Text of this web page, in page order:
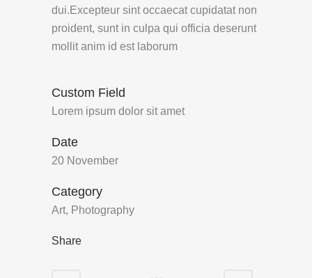
dui.Excepteur sint occaecat cupidatat non
proident, sunt in culpa qui officia deserunt
mollit anim id est laborum
Custom Field
Lorem ipsum dolor sit amet
Date
20 November
Category
Art, Photography
Share